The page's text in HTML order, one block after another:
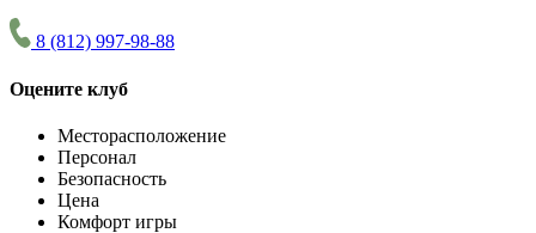
8 (812) 997-98-88
Оцените клуб
Месторасположение
Персонал
Безопасность
Цена
Комфорт игры